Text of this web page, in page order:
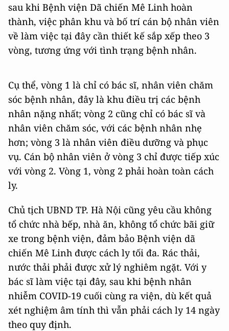
sau khi Bệnh viện Dã chiến Mê Linh hoàn
thành, việc phân khu và bố trí cán bộ nhân viên
về làm việc tại đây cần thiết kế sắp xếp theo 3
vòng, tương ứng với tình trạng bệnh nhân.
Cụ thể, vòng 1 là chỉ có bác sĩ, nhân viên chăm
sóc bệnh nhân, đây là khu điều trị các bệnh
nhân nặng nhất; vòng 2 cũng chỉ có bác sĩ và
nhân viên chăm sóc, với các bệnh nhân nhẹ
hơn; vòng 3 là nhân viên điều dưỡng và phục
vụ. Cán bộ nhân viên ở vòng 3 chỉ được tiếp xúc
với vòng 2. Vòng 1, vòng 2 phải hoàn toàn cách
ly.
Chủ tịch UBND TP. Hà Nội cũng yêu cầu không
tổ chức nhà bếp, nhà ăn, không tổ chức bãi giữ
xe trong bệnh viện, đảm bảo Bệnh viện dã
chiến Mê Linh được cách ly tối đa. Rác thải,
nước thải phải được xử lý nghiêm ngặt. Với y
bác sĩ làm việc tại đây, sau khi bệnh nhân
nhiễm COVID-19 cuối cùng ra viện, dù kết quả
xét nghiệm âm tính thì vẫn phải cách ly 14 ngày
theo quy định.